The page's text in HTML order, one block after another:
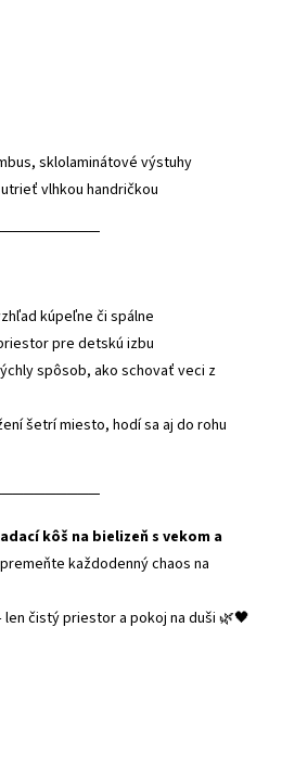
sklolaminátové výstuhy
vlhkou handričkou
kúpeľne či spálne
pre detskú izbu
spôsob, ako schovať veci z
šetrí miesto, hodí sa aj do rohu
kôš na bielizeň s vekom a
každodenný chaos na
len čistý priestor a pokoj na duši 🌿🖤